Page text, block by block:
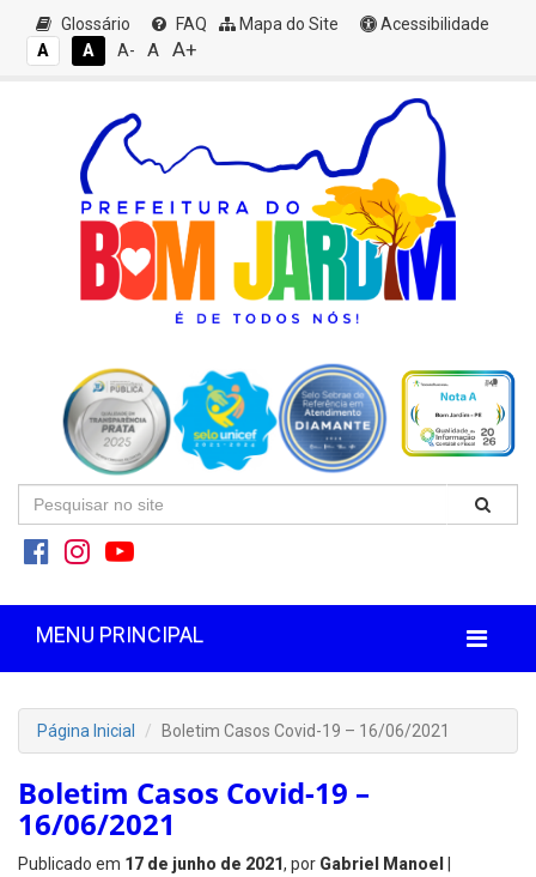
Glossário FAQ Mapa do Site
Acessibilidade
A
A A- A A+
MENU PRINCIPAL
Página Inicial Boletim Casos Covid-19 – 16/06/2021
Boletim Casos Covid-19 –
16/06/2021
Publicado em 17 de junho de 2021, por Gabriel Manoel